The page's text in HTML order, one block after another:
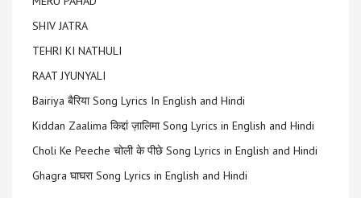
SHIV JATRA
TEHRI KI NATHULI
RAAT JYUNYALI
Bairiya बैरिया Song Lyrics In English and Hindi
Kiddan Zaalima किद्दां ज़ालिमा Song Lyrics in English and Hindi
Choli Ke Peeche चोली के पीछे Song Lyrics in English and Hindi
Ghagra घाघरा Song Lyrics in English and Hindi